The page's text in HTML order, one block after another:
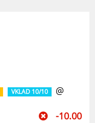
VKLAD 10/10
@
-10.00